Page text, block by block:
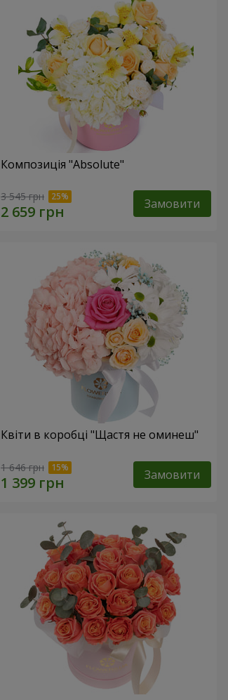
Композиція "Absolute"
3 545 грн Замовити
Квіти в коробці "Щастя не оминеш"
1 646 грн Замовити